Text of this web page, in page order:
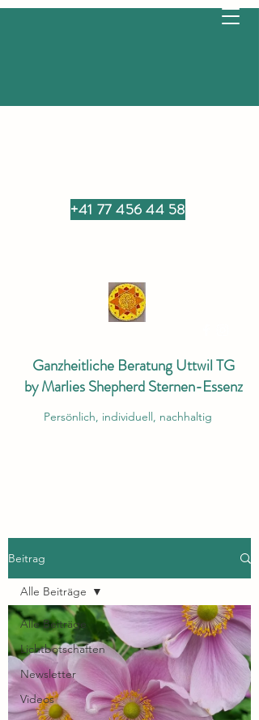
Ganzheitliche Beratung Uttwil TG
by Marlies Shepherd Sternen-Essenz
Persönlich, individuell, nachhaltig
+41 77 456 44 58
Beitrag
Alle Beiträge
Lichtbotschaften
Newsletter
Videos
Alle Beiträge